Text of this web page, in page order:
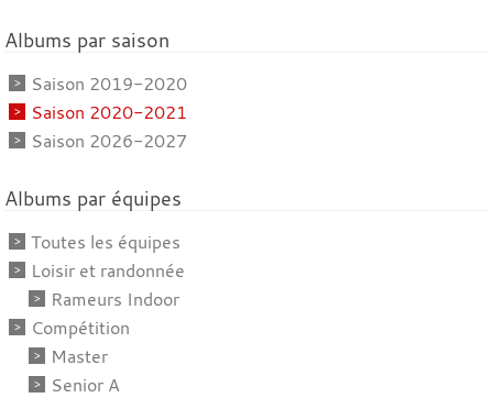
Albums par saison
Saison 2019-2020
Saison 2020-2021
Saison 2026-2027
Albums par équipes
Toutes les équipes
Loisir et randonnée
Rameurs Indoor
Compétition
Master
Senior A